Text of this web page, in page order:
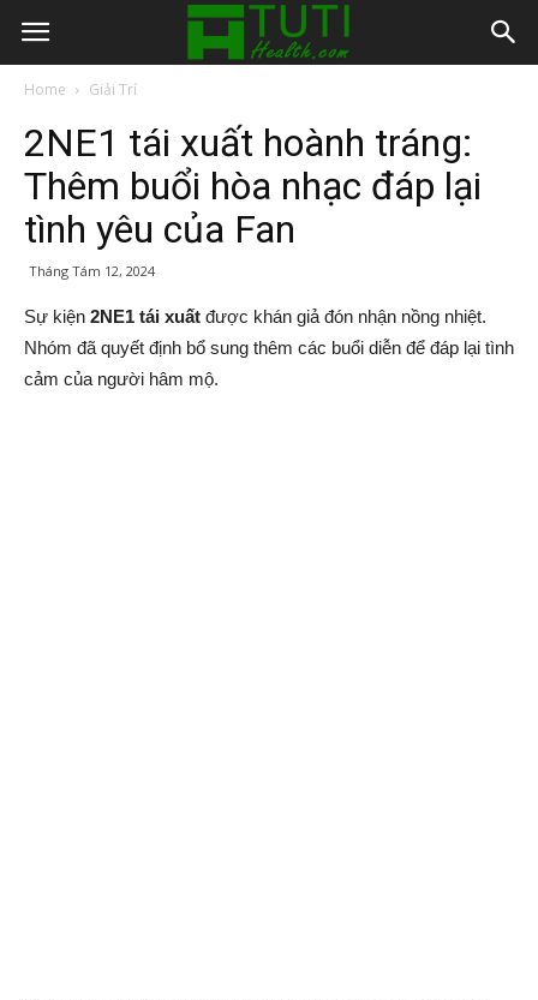
Home Giải Trí
2NE1 tái xuất hoành tráng:
Thêm buổi hòa nhạc đáp lại
tình yêu của Fan
Tháng Tám 12, 2024
Sự kiện 2NE1 tái xuất được khán giả đón nhận nồng nhiệt.
Nhóm đã quyết định bổ sung thêm các buổi diễn để đáp lại tình
cảm của người hâm mộ.